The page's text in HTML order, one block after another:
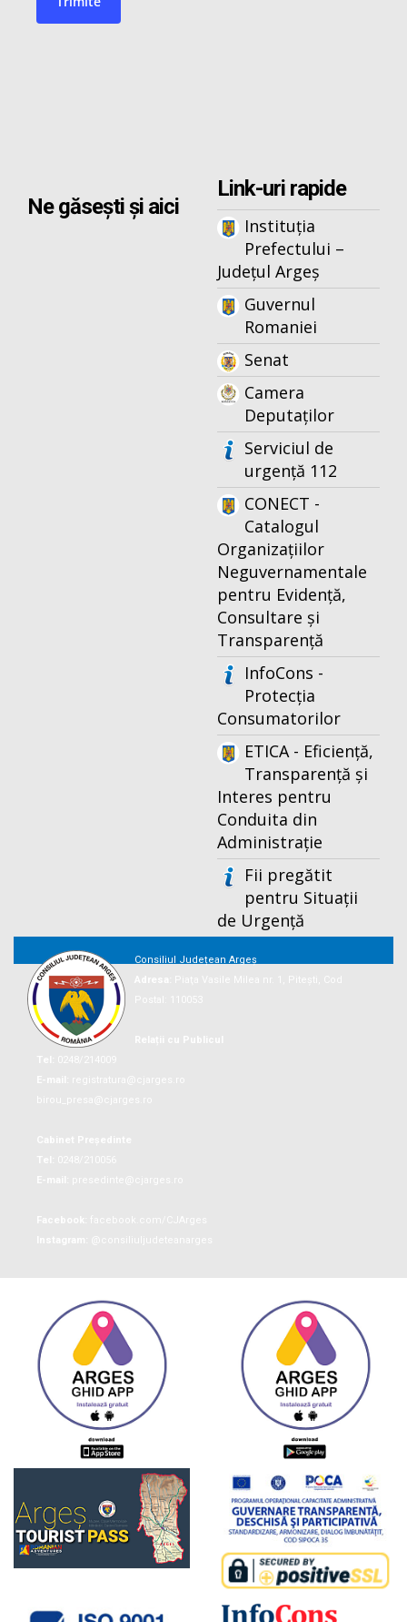
Ne găsești și aici
Link-uri rapide
Instituția
Prefectului –
Județul Argeș
Guvernul
Romaniei
Senat
Camera
Deputaților
Serviciul de
urgență 112
CONECT -
Catalogul
Organizațiilor
Neguvernamentale
pentru Evidență,
Consultare și
Transparență
InfoCons -
Protecția
Consumatorilor
ETICA - Eficiență,
Transparență și
Interes pentru
Conduita din
Administrație
Fii pregătit
pentru Situații
de Urgență
Consiliul Județean Argeș